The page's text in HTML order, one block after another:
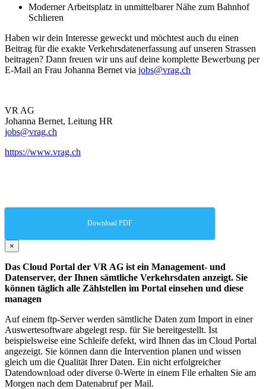
Moderner Arbeitsplatz in unmittelbarer Nähe zum Bahnhof
Schlieren
Haben wir dein Interesse geweckt und möchtest auch du einen
Beitrag für die exakte Verkehrsdatenerfassung auf unseren Strassen
beitragen? Dann freuen wir uns auf deine komplette Bewerbung per
E-Mail an Frau Johanna Bernet via jobs@vrag.ch
VR AG
Johanna Bernet, Leitung HR
jobs@vrag.ch
https://www.vrag.ch
Download PDF
×
Das Cloud Portal der VR AG ist ein Management- und
Datenserver, der Ihnen sämtliche Verkehrsdaten anzeigt. Sie
können täglich alle Zählstellen im Portal einsehen und diese
managen
Auf einem ftp-Server werden sämtliche Daten zum Import in einer
Auswertesoftware abgelegt resp. für Sie bereitgestellt. Ist
beispielsweise eine Schleife defekt, wird Ihnen das im Cloud Portal
angezeigt. Sie können dann die Intervention planen und wissen
gleich um die Qualität Ihrer Daten. Ein nicht erfolgreicher
Datendownload oder diverse 0-Werte in einem File erhalten Sie am
Morgen nach dem Datenabruf per Mail.